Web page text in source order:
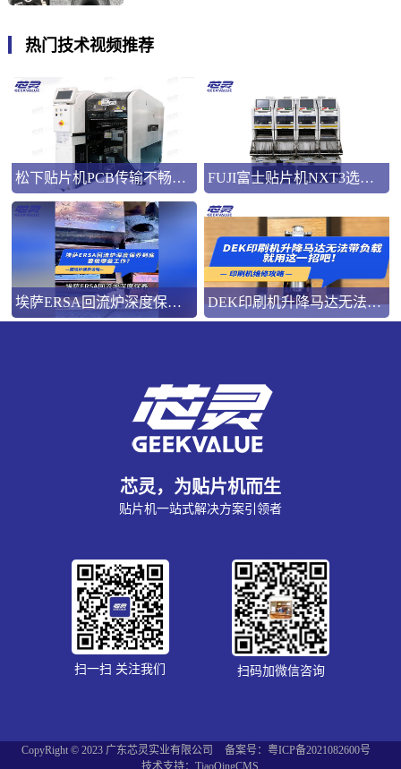
热门技术视频推荐
松下贴片机PCB传输不畅的原因与处理方法 FUJI富士贴片机NXT3选M3 III还是M6三代机？看完这篇告别纠结！
埃萨ERSA回流炉深度保养，到底要做哪些工作？ DEK印刷机升降马达无法带负载就用这一招吧！
芯灵，为贴片机而生
贴片机一站式解决方案引领者
扫一扫 关注我们 扫码加微信咨询
CopyRight © 2023 广东芯灵实业有限公司
备案号：粤ICP备2021082600号
技术支持：TiaoQingCMS